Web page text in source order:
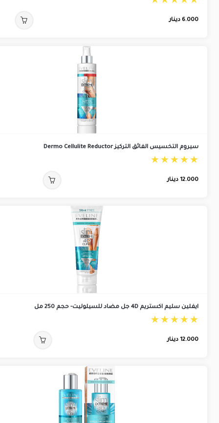
6.000 دينار
سيروم التخسيس الفائق التركيز Dermo Cellulite Reductor
12.000 دينار
ايفلين سليم اكستريم 4D جل مضاد للسيلوليت- حجم 250 مل
12.000 دينار